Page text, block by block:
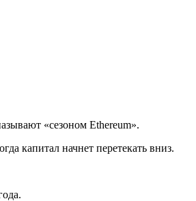
«сезоном Ethereum».
капитал начнет перетекать вниз.